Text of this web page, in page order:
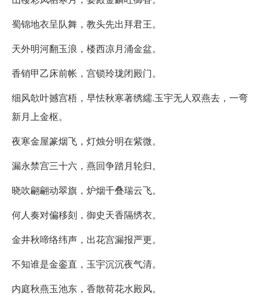
蜀锦地衣呈队舞，教头先出拜君王。
天外明河翻玉浪，楼西凉月涌金盆。
香销甲乙床前帐，宫锁玲珑闭殿门。
细风欹叶撼宫梧，早怯秋寒著绣繻.玉宇无人双燕去，一弯
新月上金枢。
夜寒金屋篆烟飞，灯烛分明在紫微。
漏永禁宫三十六，燕回争踏月轮归。
晓吹翩翩动翠旗，炉烟千叠瑞云飞。
何人奏对偏移刻，御史天香隔绣衣。
金井秋啼络纬声，出花宫漏报严更。
不知谁是金銮直，玉宇沉沉夜气清。
内庭秋燕玉池东，香散荷花水殿风。